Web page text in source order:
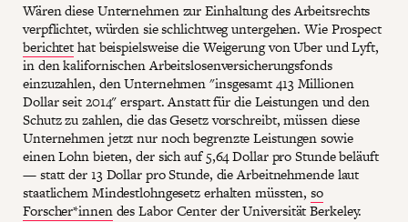
Wären diese Unternehmen zur Einhaltung des Arbeitsrechts
verpflichtet, würden sie schlichtweg untergehen. Wie Prospect
berichtethat beispielsweise die Weigerung von Uber und Lyft,
in den kalifornischen Arbeitslosenversicherungsfonds
einzuzahlen, den Unternehmen "insgesamt 413 Millionen
Dollar seit 2014" erspart. Anstatt für die Leistungen und den
Schutz zu zahlen, die das Gesetz vorschreibt, müssen diese
Unternehmen jetzt nur noch begrenzte Leistungen sowie
einen Lohn bieten, der sich auf 5,64 Dollar pro Stunde beläuft
— statt der 13 Dollar pro Stunde, die Arbeitnehmende laut
staatlichem Mindestlohngesetz erhalten müssten,so
Forscher*innendes Labor Center der Universität Berkeley.